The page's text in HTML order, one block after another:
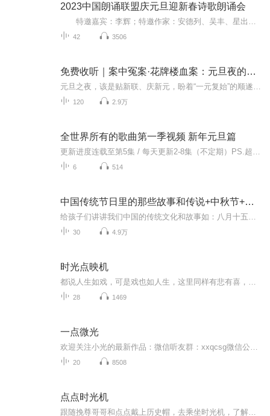
2023中国朗诵联盟庆元旦迎新春诗歌朗诵会
42 3506
免费收听｜案中冤案·花牌楼血案：元旦夜的沉冤与昭雪
120 2.9万
全世界所有的歌曲第一季视频 新年元旦篇
6 514
中国传统节日里的那些故事和传说+中秋节+元旦春节等
30 4.9万
时光点映机
28 1469
一点微光
20 8508
点点时光机